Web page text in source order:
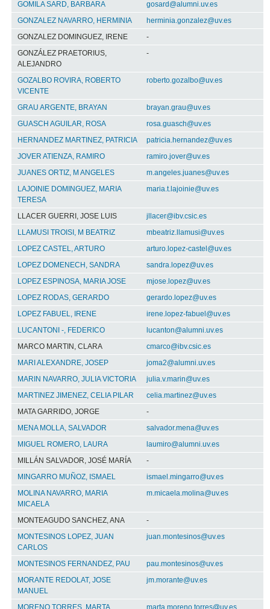
GOMILA SARD, BARBARA
gosard@alumni.uv.es
GONZALEZ NAVARRO, HERMINIA
herminia.gonzalez@uv.es
GONZALEZ DOMINGUEZ, IRENE
-
GONZÁLEZ PRAETORIUS,
ALEJANDRO
-
GOZALBO ROVIRA, ROBERTO
VICENTE
roberto.gozalbo@uv.es
GRAU ARGENTE, BRAYAN
brayan.grau@uv.es
GUASCH AGUILAR, ROSA
rosa.guasch@uv.es
HERNANDEZ MARTINEZ, PATRICIA
patricia.hernandez@uv.es
JOVER ATIENZA, RAMIRO
ramiro.jover@uv.es
JUANES ORTIZ, M ANGELES
m.angeles.juanes@uv.es
LAJOINIE DOMINGUEZ, MARIA
TERESA
maria.t.lajoinie@uv.es
LLACER GUERRI, JOSE LUIS
jllacer@ibv.csic.es
LLAMUSI TROISI, M BEATRIZ
mbeatriz.llamusi@uv.es
LOPEZ CASTEL, ARTURO
arturo.lopez-castel@uv.es
LOPEZ DOMENECH, SANDRA
sandra.lopez@uv.es
LOPEZ ESPINOSA, MARIA JOSE
mjose.lopez@uv.es
LOPEZ RODAS, GERARDO
gerardo.lopez@uv.es
LOPEZ FABUEL, IRENE
irene.lopez-fabuel@uv.es
LUCANTONI -, FEDERICO
lucanton@alumni.uv.es
MARCO MARTIN, CLARA
cmarco@ibv.csic.es
MARI ALEXANDRE, JOSEP
joma2@alumni.uv.es
MARIN NAVARRO, JULIA VICTORIA
julia.v.marin@uv.es
MARTINEZ JIMENEZ, CELIA PILAR
celia.martinez@uv.es
MATA GARRIDO, JORGE
-
MENA MOLLA, SALVADOR
salvador.mena@uv.es
MIGUEL ROMERO, LAURA
laumiro@alumni.uv.es
MILLÁN SALVADOR, JOSÉ MARÍA
-
MINGARRO MUÑOZ, ISMAEL
ismael.mingarro@uv.es
MOLINA NAVARRO, MARIA
MICAELA
m.micaela.molina@uv.es
MONTEAGUDO SANCHEZ, ANA
-
MONTESINOS LOPEZ, JUAN
CARLOS
juan.montesinos@uv.es
MONTESINOS FERNANDEZ, PAU
pau.montesinos@uv.es
MORANTE REDOLAT, JOSE
MANUEL
jm.morante@uv.es